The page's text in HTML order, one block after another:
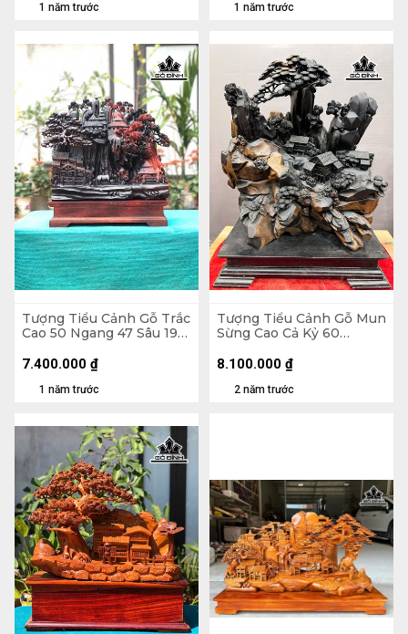
1 năm trước 1 năm trước
Tượng Tiểu Cảnh Gỗ Trắc
Cao 50 Ngang 47 Sâu 19
1 năm trước
7.400.000 ₫
Tượng Tiểu Cảnh Gỗ Mun
Sừng Cao Cả Kỷ 60
Riêng Kỷ Cao 10 (cm)
2 năm trước
8.100.000 ₫